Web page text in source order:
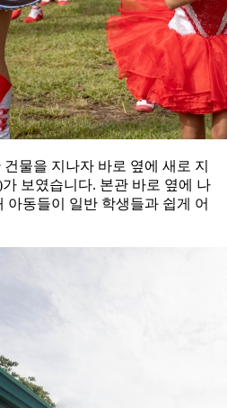
물을 지나자 바로 옆에 새로 지
보였습니다. 본관 바로 옆에 나
아동들이 일반 학생들과 쉽게 어